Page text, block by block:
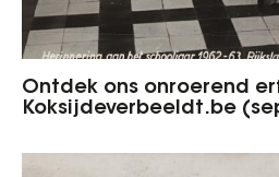
Ontdek ons onroerend
Koksijdeverbeeldt.be